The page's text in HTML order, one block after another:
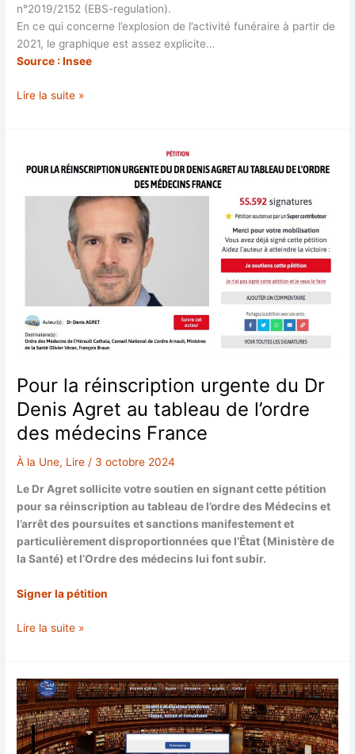
n°2019/2152 (EBS-regulation).
En ce qui concerne l’explosion de l’activité funéraire à partir de
2021, le graphique est assez explicite…
Source : Insee
Indice
les
niv.
classe
poste
Lire la suite »
Pour la réinscription urgente du Dr
Denis Agret au tableau de l’ordre
des médecins France
À la Une, Lire / 3 octobre 2024
Le Dr Agret sollicite votre soutien en signant cette pétition
pour sa réinscription au tableau de l’ordre des Médecins et
l’arrêt des poursuites et sanctions manifestement et
particulièrement disproportionnées que l’État (Ministère de
la Santé) et l’Ordre des médecins lui font subir.
Signer la pétition
Pour
urgente
du
Dr
Denis
Agret
Lire la suite »